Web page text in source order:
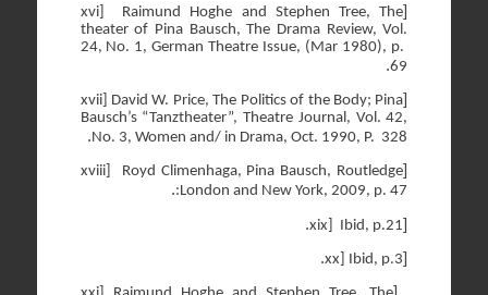
[
xvi]
Raimund Hoghe and Stephen Tree, The
theater of Pina Bausch, The Drama Review, Vol.
24, No. 1, German Theatre Issue, (Mar 1980), p.
69
.
[
xvii] David W. Price, The Politics of the Body; Pina
Bausch’s “Tanztheater”, Theatre Journal, Vol. 42,
No. 3, Women and/ in Drama, Oct. 1990, P. 328
.
[
xviii]
Royd Climenhaga, Pina Bausch, Routledge
:London and New York, 2009, p. 47
.
[
xix] Ibid, p.21
.
[
xx] Ibid, p.3
.